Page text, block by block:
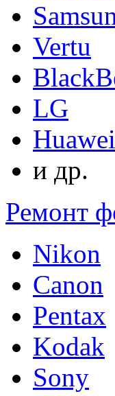
Vertu
LG
Huawei
и др.
Ремонт
Nikon
Canon
Pentax
Kodak
Sony